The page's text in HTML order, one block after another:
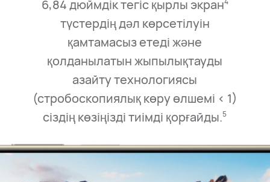
6,84 дюймдік тегіс қырлы экран⁠
түстердің дәл көрсетілуін
қамтамасыз етеді және
қолданылатын жыпылықтауды
азайту технологиясы
(стробоскопиялық көру өлшемі < 1)
сіздің көзіңізді тиімді қорғайды.⁠5